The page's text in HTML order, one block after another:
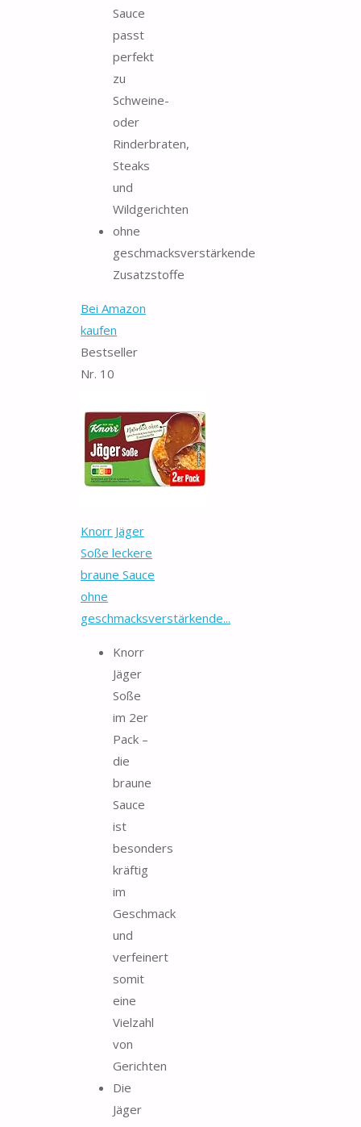
Sauce
passt
perfekt
zu
Schweine-
oder
Rinderbraten,
Steaks
und
Wildgerichten
ohne
geschmacksverstärkende
Zusatzstoffe
Bei Amazon
kaufen
Bestseller
Nr. 10
Knorr Jäger
Soße leckere
braune Sauce
ohne
geschmacksverstärkende...
Knorr
Jäger
Soße
im 2er
Pack –
die
braune
Sauce
ist
besonders
kräftig
im
Geschmack
und
verfeinert
somit
eine
Vielzahl
von
Gerichten
Die
Jäger